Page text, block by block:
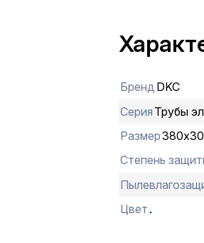
по количеству
при
кабельными
высокую
Бренд DKC
Серия Трубы
Размер
Степень
Цвет .